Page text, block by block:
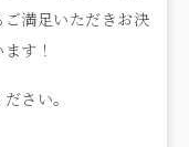
満足いただきお決
す！
さい。